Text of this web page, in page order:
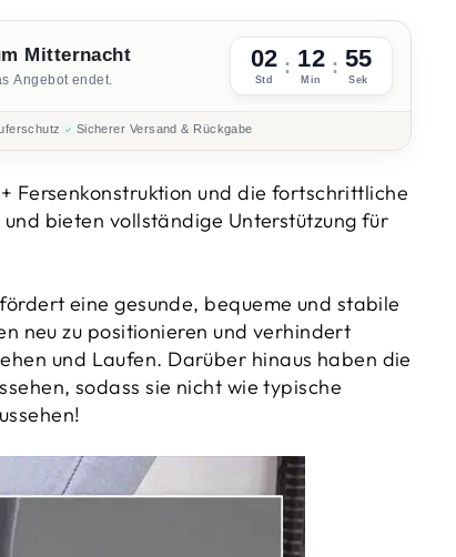
Mitternacht
Angebot endet.
02
Std
: 12
Min
: 53
Sek
Sicherer Versand & Rückgabe
Fersenkonstruktion und die fortschrittliche
bieten vollständige Unterstützung für
eine gesunde, bequeme und stabile
neu zu positionieren und verhindert
und Laufen. Darüber hinaus haben die
sodass sie nicht wie typische